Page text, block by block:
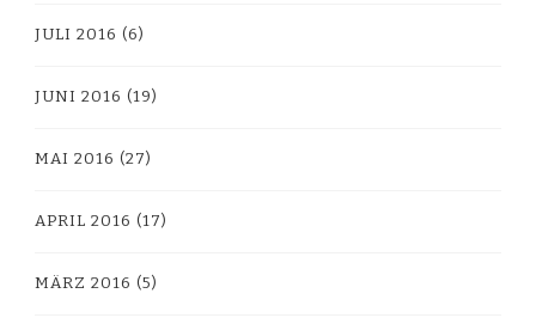
JULI 2016 (6)
JUNI 2016 (19)
MAI 2016 (27)
APRIL 2016 (17)
MÄRZ 2016 (5)